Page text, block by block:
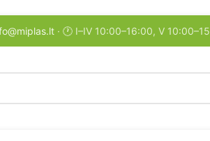
· 🕐 I–IV 10:00–16:00, V